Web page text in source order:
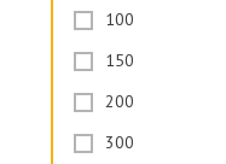
100
150
200
300